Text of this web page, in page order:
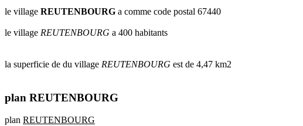
rhin
commencant
X Y Z
le village REUTENBOURG a comme code postal 67440
le village REUTENBOURG a 400 habitants
la superficie de du village REUTENBOURG est de 4,47 km2
plan REUTENBOURG
plan REUTENBOURG